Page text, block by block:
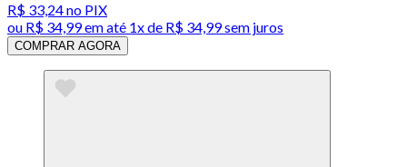
R$ 33,24no PIX
ou R$ 34,99em até 1x de R$ 34,99sem juros
COMPRAR AGORA